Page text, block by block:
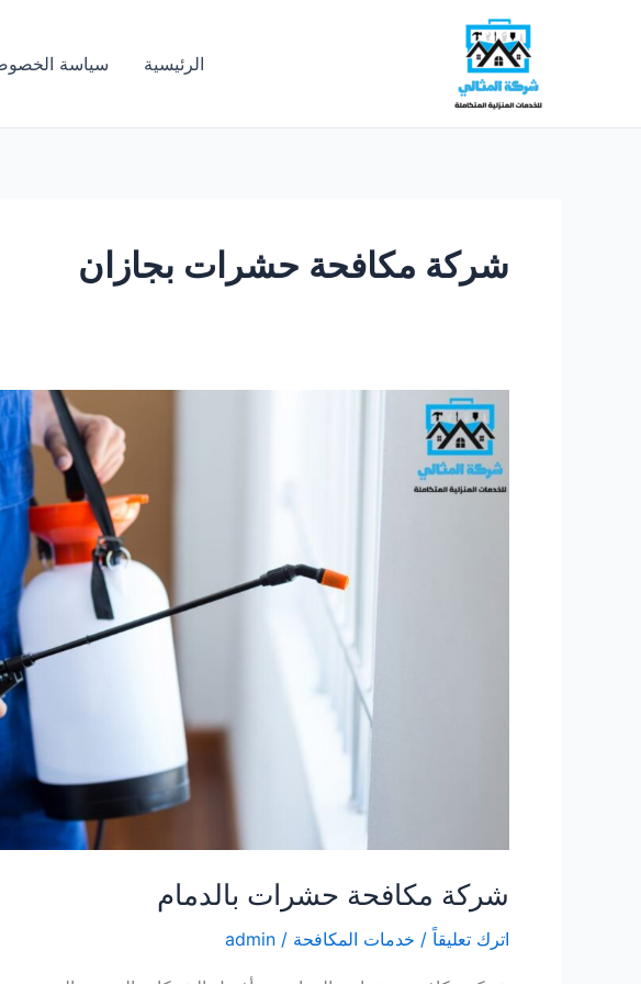
الرئيسية سياسة
شركة مكافحة حشرات بجازان
شركة مكافحة حشرات بالدمام
اترك تعليقاً / خدمات المكافحة /
admin